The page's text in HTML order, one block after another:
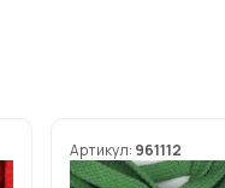
Артикул: 961112